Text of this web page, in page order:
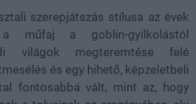
szerepjátszás stílusa az évek
műfaj a goblin-gyilkolástól
világok megteremtése felé
és egy hihető, képzeletbeli
fontosabbá vált, mint az, hogy